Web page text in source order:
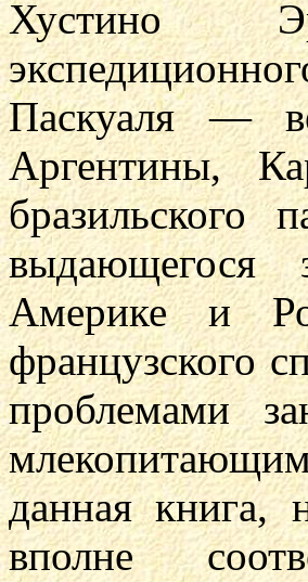
Хустино
Паскуаля —
Аргентины,
бразильского
выдающегося
Америке и
французского
проблемами
данная книга,
вполне